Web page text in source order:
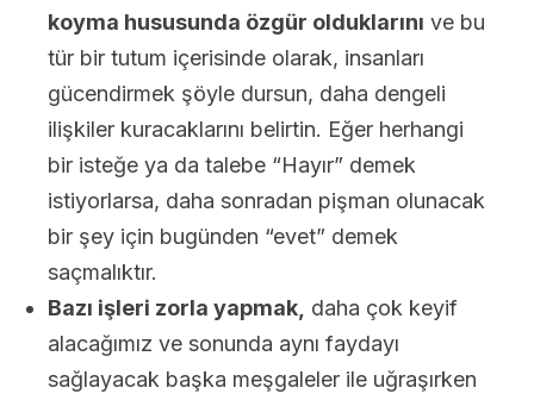
koyma hususunda özgür olduklarını ve bu
tür bir tutum içerisinde olarak, insanları
gücendirmek şöyle dursun, daha dengeli
ilişkiler kuracaklarını belirtin. Eğer herhangi
bir isteğe ya da talebe “Hayır” demek
istiyorlarsa, daha sonradan pişman olunacak
bir şey için bugünden “evet” demek
saçmalıktır.
Bazı işleri zorla yapmak, daha çok keyif
alacağımız ve sonunda aynı faydayı
sağlayacak başka meşgaleler ile uğraşırken